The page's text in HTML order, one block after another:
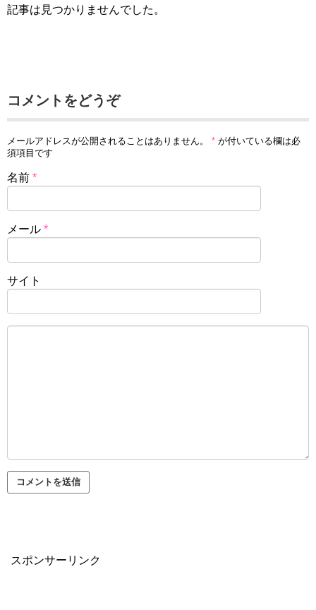
記事は見つかりませんでした。
コメントをどうぞ
メールアドレスが公開されることはありません。 * が付いている欄は必
須項目です
名前 *
メール *
サイト
スポンサーリンク